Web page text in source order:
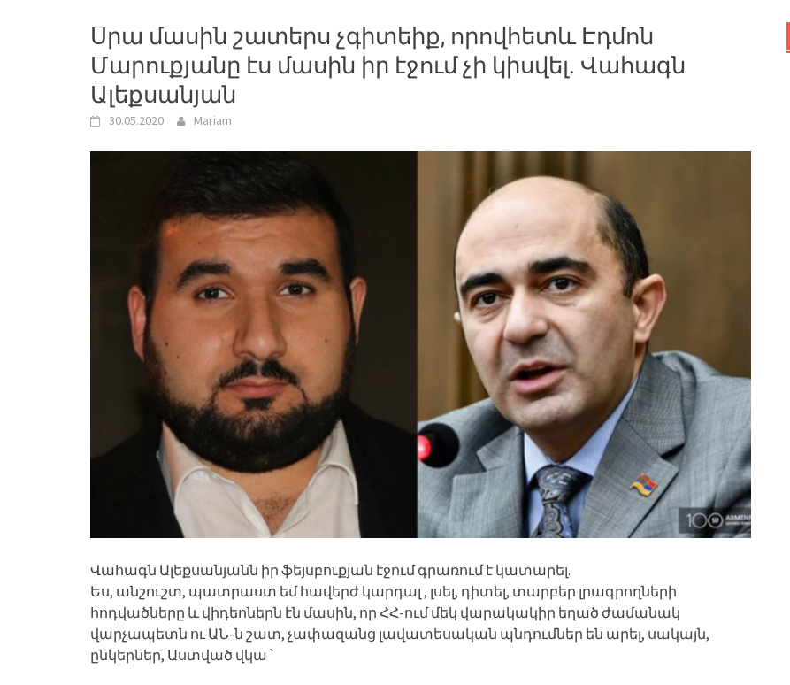
Սրա մասին շատերս չգիտեիք, որովհետև Էդմոն
Մարուքյանը էս մասին իր էջում չի կիսվել. Վահագն
Ալեքսանյան
30.05.2020 Mariam
Վահագն Ալեքսանյանն իր ֆեյսբուքյան էջում գրառում է կատարել.
Ես, անշուշտ, պատրաստ եմ հավերժ կարդալ , լսել, դիտել, տարբեր լրագրողների
հոդվածները և վիդեոներն էն մասին, որ ՀՀ-ում մեկ վարակակիր եղած ժամանակ
վարչապետն ու ԱՆ-ն շատ, չափազանց լավատեսական պնդումներ են արել, սակայն,
ընկերներ, Աստված վկա ՝